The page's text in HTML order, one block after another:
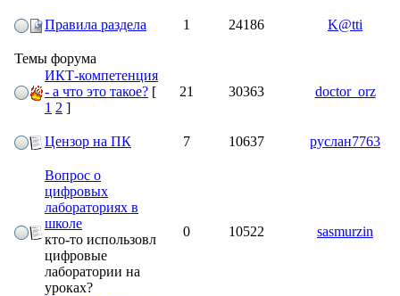
Правила раздела 1 24186 K@tti
Темы форума
ИКТ-компетенция
- а что это такое? [
1 2 ]
21 30363 doctor_orz
Цензор на ПК 7 10637 руслан7763
Вопрос о
цифровых
лабораториях в
школе
кто-то использовл
цифровые
лаборатории на
уроках?
0 10522 sasmurzin